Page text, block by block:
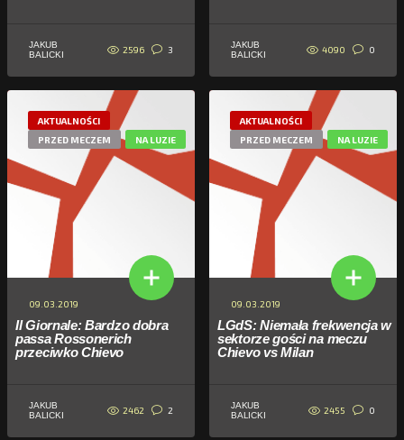
JAKUB
BALICKI
2596 3
JAKUB
BALICKI
4090 0
AKTUALNOŚCI
PRZED MECZEM
NA LUZIE
09.03.2019
Il Giornale: Bardzo dobra
passa Rossonerich
przeciwko Chievo
JAKUB
BALICKI
2462 2
AKTUALNOŚCI
PRZED MECZEM
NA LUZIE
09.03.2019
LGdS: Niemała frekwencja w
sektorze gości na meczu
Chievo vs Milan
JAKUB
BALICKI
2455 0